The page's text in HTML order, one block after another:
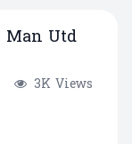
Man Utd
3K Views